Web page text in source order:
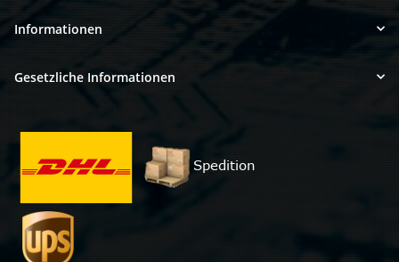
Informationen
Gesetzliche Informationen